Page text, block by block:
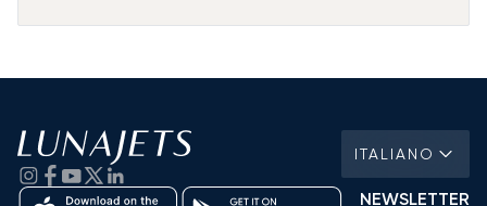
ITALIANO
NEWSLETTER